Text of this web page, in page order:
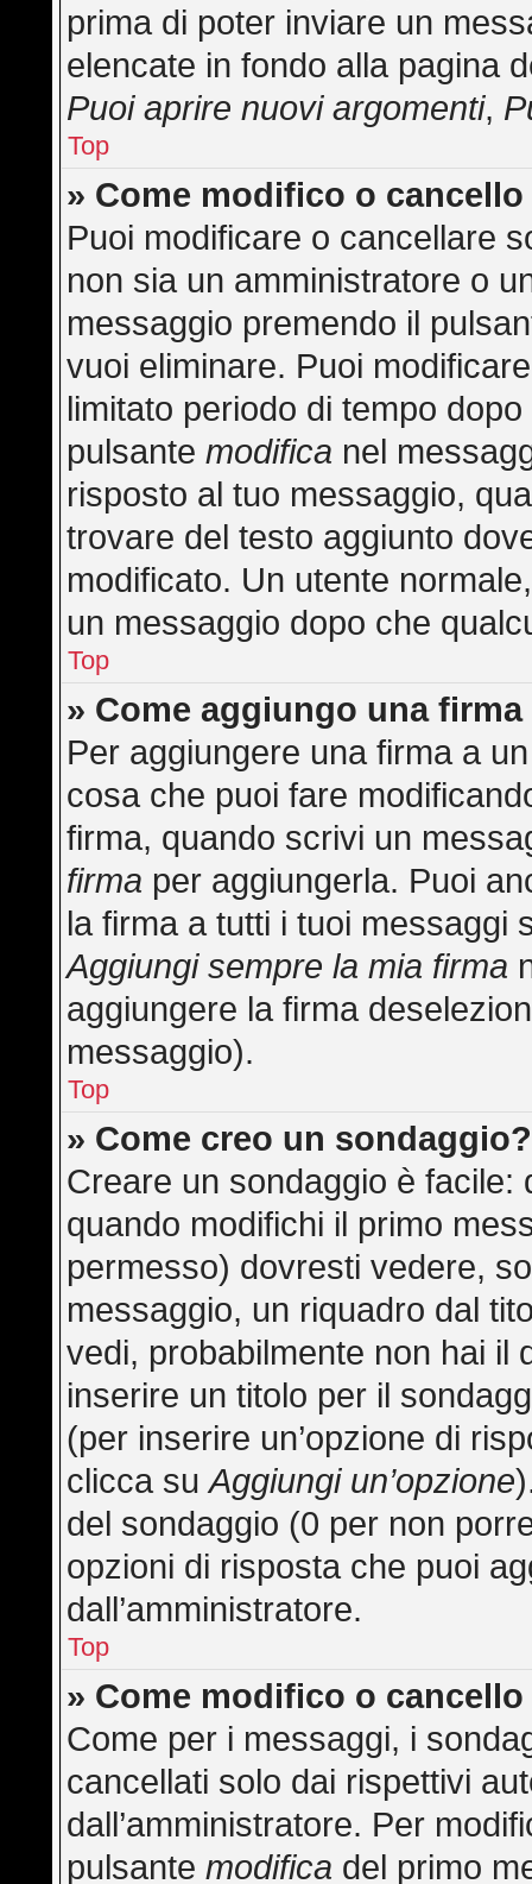
prima di poter inviare un
elencate in fondo alla pagina
Puoi aprire nuovi argomenti,
Top
» Come modifico o
Puoi modificare o cancellare
non sia un amministratore o
messaggio premendo il
vuoi eliminare. Puoi
limitato periodo di tempo
pulsantemodifica nel
risposto al tuo messaggio,
trovare del testo aggiunto
modificato. Un utente
un messaggio dopo che
Top
» Come aggiungo una
Per aggiungere una firma a
cosa che puoi fare
firma, quando scrivi un
firma per aggiungerla. Puoi
la firma a tutti i tuoi messaggi
Aggiungi sempre la mia firma
aggiungere la firma
messaggio).
Top
» Come creo un sondaggio?
Creare un sondaggio è
quando modifichi il primo
permesso) dovresti vedere,
messaggio, un riquadro dal
vedi, probabilmente non hai il
inserire un titolo per il
(per inserire un’opzione di
clicca suAggiungi un’opzione
del sondaggio (0 per non
opzioni di risposta che puoi
dall’amministratore.
Top
» Come modifico o
Come per i messaggi, i
cancellati solo dai rispettivi
dall’amministratore. Per
pulsantemodifica del primo